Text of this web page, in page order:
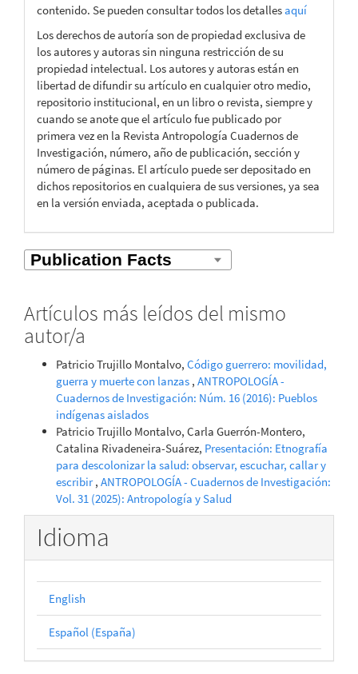
contenido. Se pueden consultar todos los detallesaquí
Los derechos de autoría son de propiedad exclusiva de
los autores y autoras sin ninguna restricción de su
propiedad intelectual. Los autores y autoras están en
libertad de difundir su artículo en cualquier otro medio,
repositorio institucional, en un libro o revista, siempre y
cuando se anote que el artículo fue publicado por
primera vez en la Revista Antropología Cuadernos de
Investigación, número, año de publicación, sección y
número de páginas. El artículo puede ser depositado en
dichos repositorios en cualquiera de sus versiones, ya sea
en la versión enviada, aceptada o publicada.
Artículos más leídos del mismo
autor/a
Patricio Trujillo Montalvo, Código guerrero: movilidad,
guerra y muerte con lanzas , ANTROPOLOGÍA -
Cuadernos de Investigación: Núm. 16 (2016): Pueblos
indígenas aislados
Patricio Trujillo Montalvo, Carla Guerrón-Montero,
Catalina Rivadeneira-Suárez, Presentación: Etnografía
para descolonizar la salud: observar, escuchar, callar y
escribir, ANTROPOLOGÍA - Cuadernos de Investigación:
Vol. 31 (2025): Antropología y Salud
Idioma
English
Español (España)